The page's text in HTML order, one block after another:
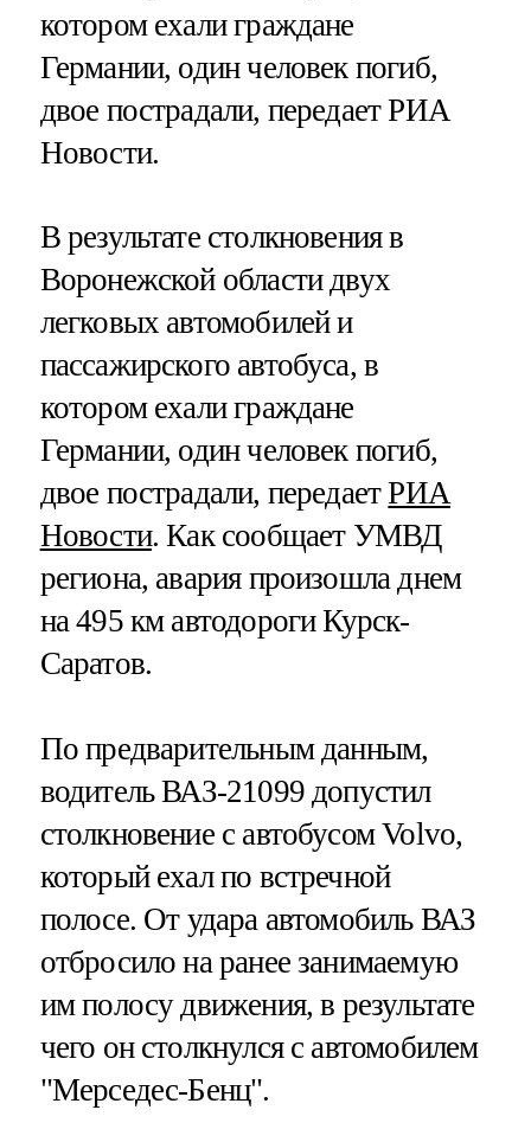
котором ехали граждане
Германии, один человек погиб,
двое пострадали, передает РИА
Новости.
В результате столкновения в
Воронежской области двух
легковых автомобилей и
пассажирского автобуса, в
котором ехали граждане
Германии, один человек погиб,
двое пострадали, передаетРИА
Новости. Как сообщает УМВД
региона, авария произошла днем
на 495 км автодороги Курск-
Саратов.
По предварительным данным,
водитель ВАЗ-21099 допустил
столкновение с автобусом Volvo,
который ехал по встречной
полосе. От удара автомобиль ВАЗ
отбросило на ранее занимаемую
им полосу движения, в результате
чего он столкнулся с автомобилем
"Мерседес-Бенц".